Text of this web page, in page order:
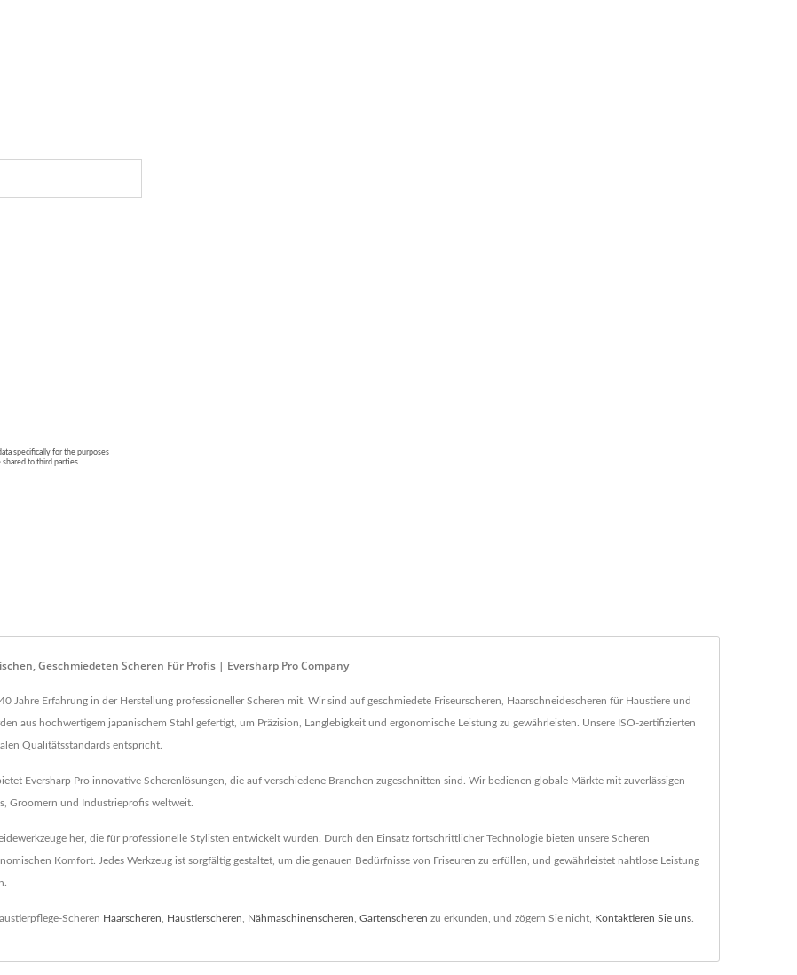
Geschmiedeten Scheren Für Profis | Eversharp Pro Company
Jahre Erfahrung in der Herstellung professioneller Scheren mit. Wir sind auf geschmiedete Friseurscheren, Haarschneidescheren für Haustiere und
aus hochwertigem japanischem Stahl gefertigt, um Präzision, Langlebigkeit und ergonomische Leistung zu gewährleisten. Unsere ISO-zertifizierten
Qualitätsstandards entspricht.
Eversharp Pro innovative Scherenlösungen, die auf verschiedene Branchen zugeschnitten sind. Wir bedienen globale Märkte mit zuverlässigen
Groomern und Industrieprofis weltweit.
her, die für professionelle Stylisten entwickelt wurden. Durch den Einsatz fortschrittlicher Technologie bieten unsere Scheren
Komfort. Jedes Werkzeug ist sorgfältig gestaltet, um die genauen Bedürfnisse von Friseuren zu erfüllen, und gewährleistet nahtlose Leistung
Scheren Haarscheren Haustierscheren Nähmaschinenscheren Gartenscheren zu erkunden, und zögern Sie nicht, Kontaktieren Sie uns